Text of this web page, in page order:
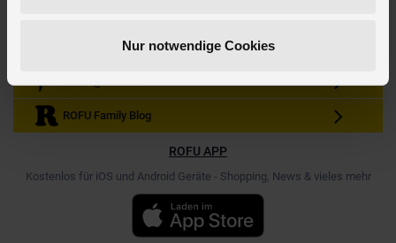
Nur notwendige Cookies
Werde unser Fan auf Facebook
ROFU Family Blog
ROFU APP
Kostenlos für iOS und Android Geräte - Shopping, News & vieles mehr